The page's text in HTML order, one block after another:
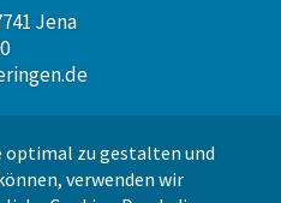
Jena
optimal zu gestalten und
verwenden wir